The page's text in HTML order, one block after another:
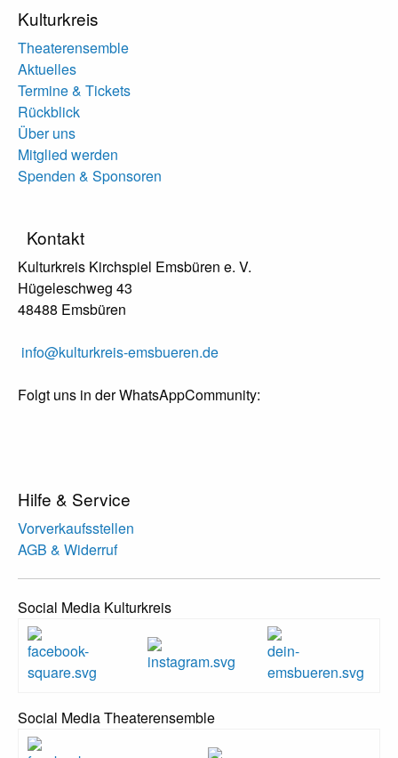
Kulturkreis
Theaterensemble
Aktuelles
Termine & Tickets
Rückblick
Über uns
Mitglied werden
Spenden & Sponsoren
Kontakt
Kulturkreis Kirchspiel Emsbüren e. V.
Hügeleschweg 43
48488 Emsbüren
info@kulturkreis-emsbueren.de
Folgt uns in der WhatsAppCommunity:
Hilfe & Service
Vorverkaufsstellen
AGB & Widerruf
Social Media Kulturkreis
Social Media Theaterensemble